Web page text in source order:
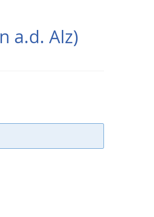
a.d. Alz)